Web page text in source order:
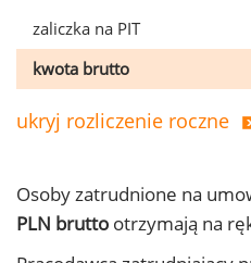
zaliczka na PIT
kwota brutto
ukryj rozliczenie roczne
Osoby zatrudnione na
PLN brutto otrzymają na